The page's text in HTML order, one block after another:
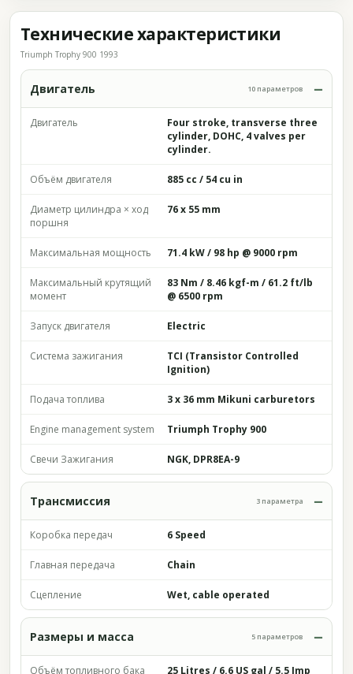
Технические характеристики
Triumph Trophy 900 1993
Двигатель 10 параметров
Двигатель
Four stroke, transverse three
cylinder, DOHC, 4 valves per
cylinder.
Объём двигателя 885 cc / 54 cu in
Диаметр цилиндра × ход
поршня
76 x 55 mm
Максимальная мощность 71.4 kW / 98 hp @ 9000 rpm
Максимальный крутящий
момент
83 Nm / 8.46 kgf-m / 61.2 ft/lb
@ 6500 rpm
Запуск двигателя Electric
Система зажигания
TCI (Transistor Controlled
Ignition)
Подача топлива 3 x 36 mm Mikuni carburetors
Engine management system Triumph Trophy 900
Свечи Зажигания NGK, DPR8EA-9
Трансмиссия 3 параметра
Коробка передач 6 Speed
Главная передача Chain
Сцепление Wet, cable operated
Размеры и масса 5 параметров
Объём топливного бака 25 Litres / 6.6 US gal / 5.5 Imp